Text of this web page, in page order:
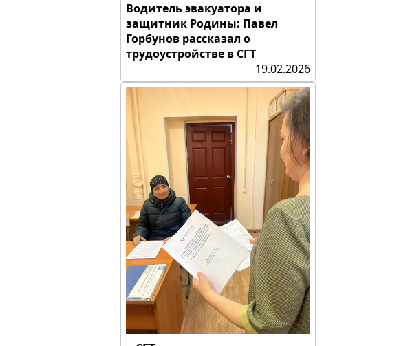
Водитель эвакуатора и
защитник Родины: Павел
Горбунов рассказал о
трудоустройстве в СГТ
19.02.2026